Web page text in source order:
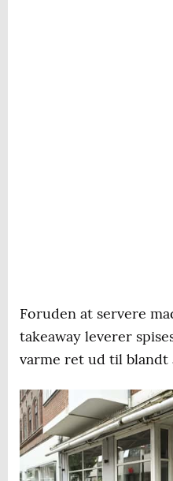
Foruden at servere
takeaway leverer
varme ret ud til blandt